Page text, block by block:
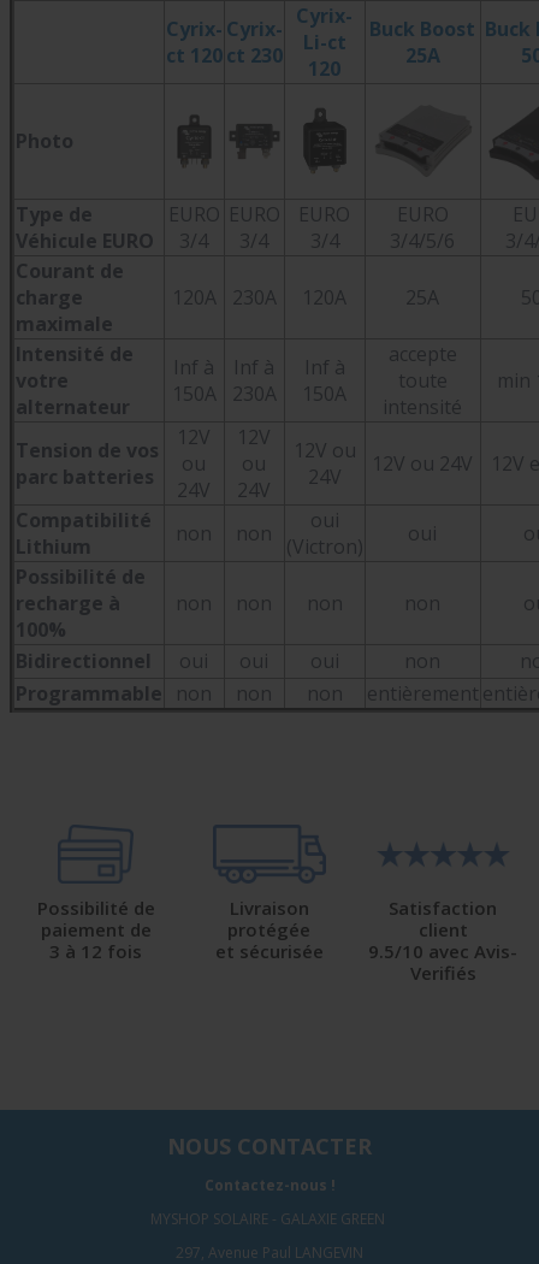
Cyrix-
ct 120
Cyrix-
ct 230
Cyrix-
Li-ct
120
Buck Boost
25A
Buck
Photo
Type de
Véhicule EURO
EURO
3/4
EURO
3/4
EURO
3/4
EURO
3/4/5/6
3/
Courant de
charge
maximale
120A 230A 120A 25A
Intensité de
votre
alternateur
Inf à
150A
Inf à
230A
Inf à
150A
accepte
toute
intensité
min
Tension de vos
parc batteries
12V
ou
24V
12V
ou
24V
12V ou
24V
12V ou 24V 12V
Compatibilité
Lithium
non non
oui
(Victron)
oui
Possibilité de
recharge à
100%
non non non non
Bidirectionnel oui oui oui non
Programmable
non non non entièrement
Possibilité de
paiement de
3 à 12 fois
Livraison
protégée
et sécurisée
Satisfaction
client
9.5/10 avec Avis-
Verifiés
NOUS CONTACTER
Contactez-nous !
MYSHOP SOLAIRE - GALAXIE GREEN
297, Avenue Paul LANGEVIN